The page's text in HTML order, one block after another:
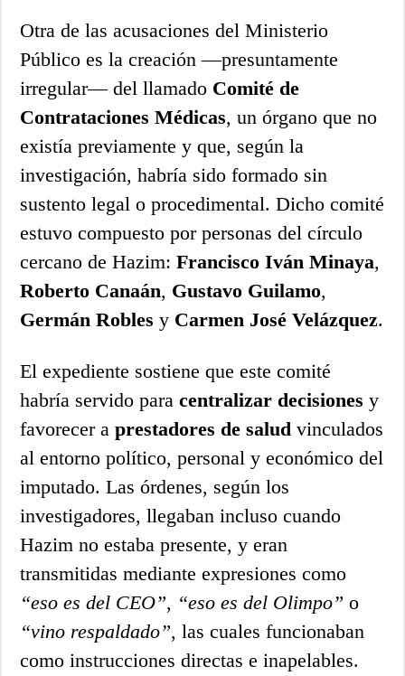
Otra de las acusaciones del Ministerio
Público es la creación —presuntamente
irregular— del llamado Comité de
Contrataciones Médicas, un órgano que no
existía previamente y que, según la
investigación, habría sido formado sin
sustento legal o procedimental. Dicho comité
estuvo compuesto por personas del círculo
cercano de Hazim:Francisco Iván Minaya,
Roberto Canaán, Gustavo Guilamo,
Germán Robles y Carmen José Velázquez.
El expediente sostiene que este comité
habría servido paracentralizar decisiones y
favorecer aprestadores de salud vinculados
al entorno político, personal y económico del
imputado. Las órdenes, según los
investigadores, llegaban incluso cuando
Hazim no estaba presente, y eran
transmitidas mediante expresiones como
“eso es del CEO”, “eso es del Olimpo” o
“vino respaldado”, las cuales funcionaban
como instrucciones directas e inapelables.